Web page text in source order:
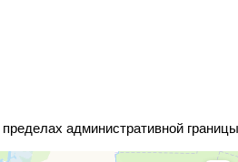
административной